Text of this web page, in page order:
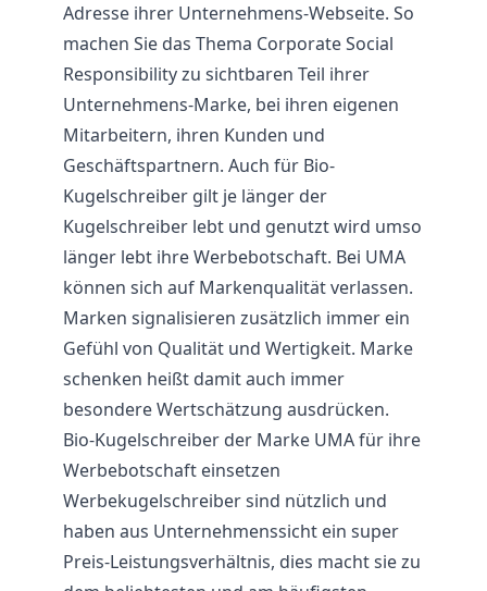
Adresse ihrer Unternehmens-Webseite. So
machen Sie das Thema Corporate Social
Responsibility zu sichtbaren Teil ihrer
Unternehmens-Marke, bei ihren eigenen
Mitarbeitern, ihren Kunden und
Geschäftspartnern. Auch für Bio-
Kugelschreiber gilt je länger der
Kugelschreiber lebt und genutzt wird umso
länger lebt ihre Werbebotschaft. Bei UMA
können sich auf Markenqualität verlassen.
Marken signalisieren zusätzlich immer ein
Gefühl von Qualität und Wertigkeit. Marke
schenken heißt damit auch immer
besondere Wertschätzung ausdrücken.
Bio-Kugelschreiber der Marke UMA für ihre
Werbebotschaft einsetzen
Werbekugelschreiber sind nützlich und
haben aus Unternehmenssicht ein super
Preis-Leistungsverhältnis, dies macht sie zu